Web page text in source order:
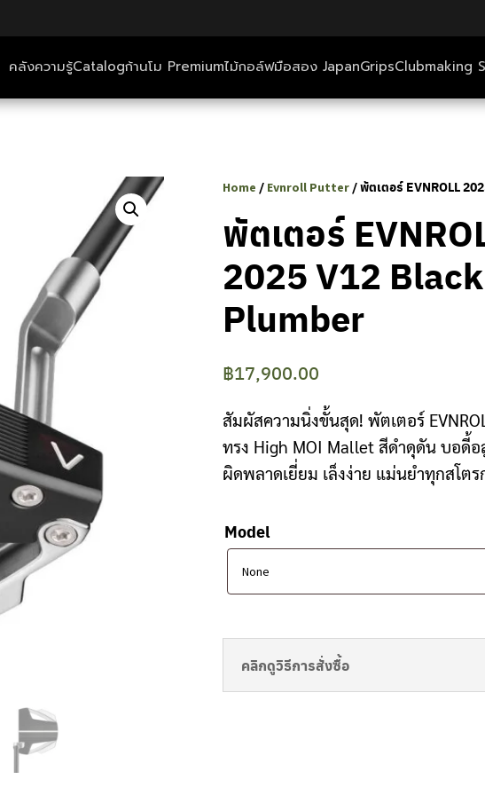
คลังความรู้Catalogก้านโม Premiumไม้กอล์ฟมือสอง JapanGripsClubmaking
ก้านโม Premium
ไม้กอล์ฟมือสอง Japan
Clubmaking Supplies
Home / Evnroll Putter / พัตเตอร์ EVNROLL
พัตเตอร์
2025 V12
Plumber
฿17,900.00
สัมผัสความนิ่งขั้นสุด! พัตเตอร์
ทรง High MOI Mallet สีดำดุดัน บอดี้
ผิดพลาดเยี่ยม เล็งง่าย แม่นยำทุกสโตร
Model
คลิกดูวิธีการสั่งซื้อ